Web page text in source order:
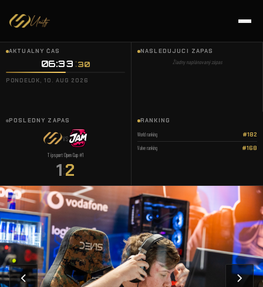
AKTUÁLNY ČAS
06:33:31
PONDELOK, 10. AUG 2026
NASLEDUJÚCI ZÁPAS
Žiadny naplánovaný zápas
POSLEDNÝ ZÁPAS
VS
Tipsport Open Cup #1
1:2
RANKING
World ranking #182
Valve ranking #168